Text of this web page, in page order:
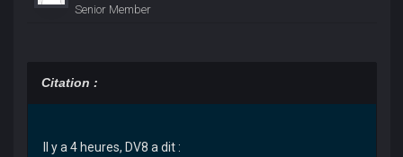
Senior Member
Citation :
Il y a 4 heures, DV8 a dit :